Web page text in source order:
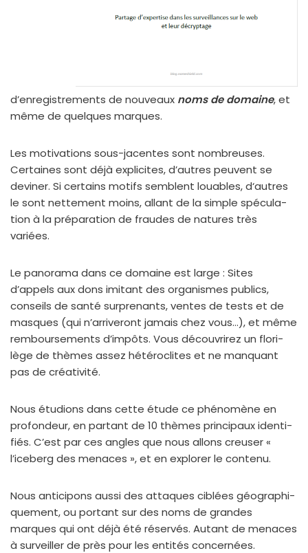
d’enregistrements de nou­veaux noms de domaine, et
même de quelques marques.
Les moti­va­tions sous-jacentes sont nom­breuses.
Certaines sont déjà expli­cites, d’autres peuvent se
devi­ner. Si cer­tains motifs semblent louables, d‘autres
le sont net­te­ment moins, allant de la simple spé­cu­la­
tion à la pré­pa­ra­tion de fraudes de natures très
variées.
Le pano­ra­ma dans ce domaine est large : Sites
d’appels aux dons imi­tant des orga­nismes publics,
conseils de san­té sur­pre­nants, ventes de tests et de
masques (qui n’arriveront jamais chez vous…), et même
rem­bour­se­ments d’impôts. Vous décou­vri­rez un flo­ri­
lège de thèmes assez hété­ro­clites et ne man­quant
pas de créa­ti­vi­té.
Nous étu­dions dans cette étude ce phé­no­mène en
pro­fon­deur, en par­tant de 10 thèmes prin­ci­paux iden­ti­
fiés. C’est par ces angles que nous allons creu­ser «
l’iceberg des menaces », et en explo­rer le conte­nu.
Nous anti­ci­pons aus­si des attaques ciblées géo­gra­phi­
que­ment, ou por­tant sur des noms de grandes
marques qui ont déjà été réser­vés. Autant de menaces
à sur­veiller de près pour les enti­tés concer­nées.